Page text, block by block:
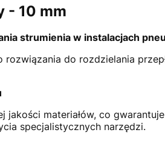
- 10 mm
strumienia w instalacjach
rozwiązania do rozdzielania
jakości materiałów, co
specjalistycznych narzędzi.